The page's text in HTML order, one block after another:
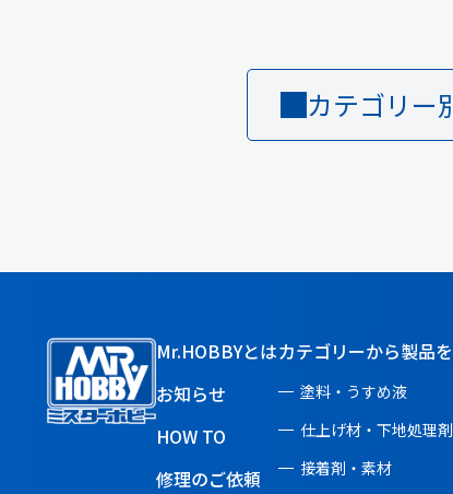
カテゴリー
Mr.HOBBYとは
お知らせ
HOW TO
修理のご依頼
カテゴリーから製品
塗料・うすめ液
仕上げ材・下地処理剤
接着剤・素材